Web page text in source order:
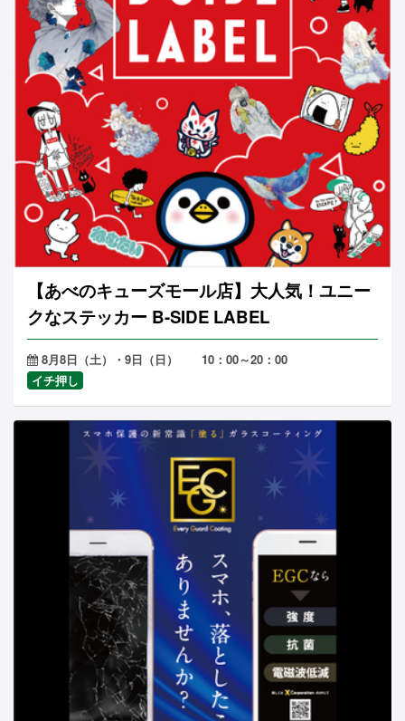
【あべのキューズモール店】大人気！ユニー
クなステッカー B-SIDE LABEL
8月8日（土）・9日（日） 10：00～20：00
イチ押し